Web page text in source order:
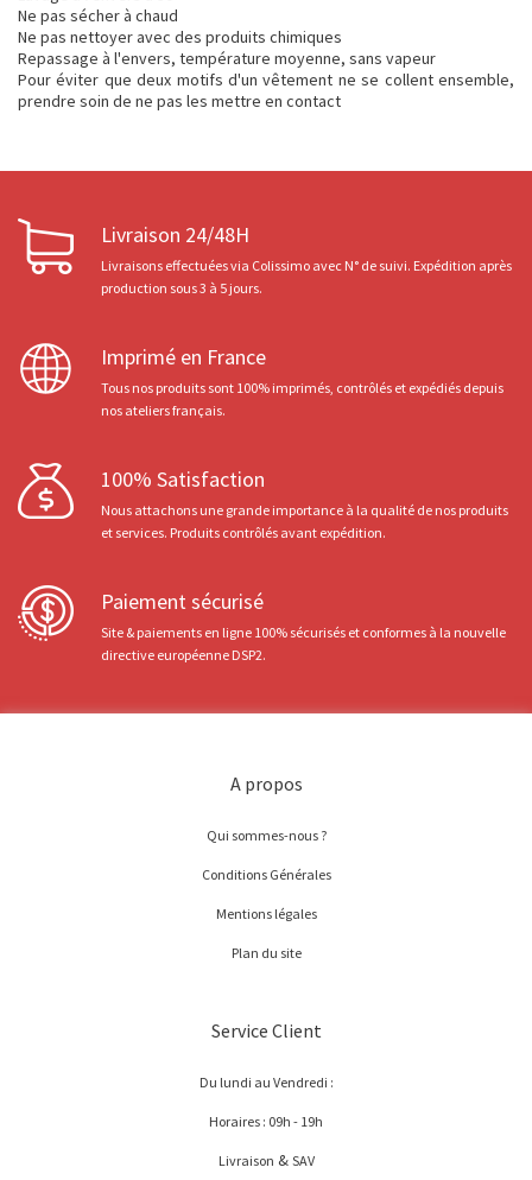
Ne pas sécher à chaud
Ne pas nettoyer avec des produits chimiques
Repassage à l'envers, température moyenne, sans vapeur
Pour éviter que deux motifs d'un vêtement ne se collent ensemble,
prendre soin de ne pas les mettre en contact
Livraison 24/48H
Livraisons effectuées via Colissimo avec N° de suivi. Expédition après
production sous 3 à 5 jours.
Imprimé en France
Tous nos produits sont 100% imprimés, contrôlés et expédiés depuis
nos ateliers français.
100% Satisfaction
Nous attachons une grande importance à la qualité de nos produits
et services. Produits contrôlés avant expédition.
Paiement sécurisé
Site & paiements en ligne 100% sécurisés et conformes à la nouvelle
directive européenne DSP2.
A propos
Qui sommes-nous ?
Conditions Générales
Mentions légales
Plan du site
Service Client
Du lundi au Vendredi :
Horaires : 09h - 19h
Livraison & SAV